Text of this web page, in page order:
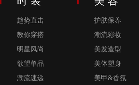
趋势直击
教你穿搭
明星风尚
欲望单品
潮流速递
护肤保养
潮流彩妆
美发造型
美体塑身
美甲&香氛